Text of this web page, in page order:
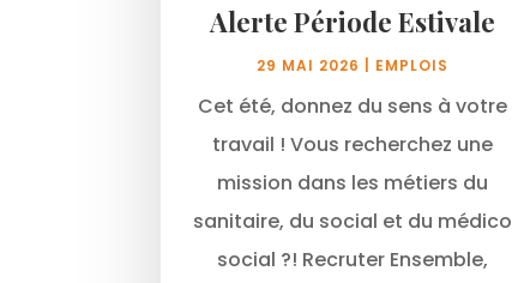
Alerte Période Estivale
29 MAI 2026 EMPLOIS
Cet été, donnez du sens à votre
travail ! Vous recherchez une
mission dans les métiers du
sanitaire, du social et du médico
social ?! Recruter Ensemble,